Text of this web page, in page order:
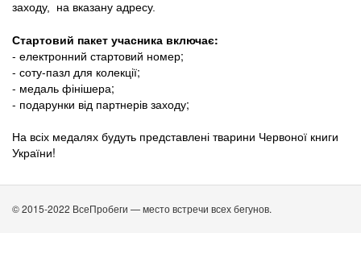
заходу, на вказану адресу.
Стартовий пакет учасника включає:
- електронний стартовий номер;
- соту-пазл для колекції;
- медаль фінішера;
- подарунки від партнерів заходу;
На всіх медалях будуть представлені тварини Червоної книги
України!
© 2015-2022 ВсеПробеги — место встречи всех бегунов.